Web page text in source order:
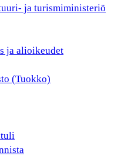
ja turismiministeriö
ja alioikeudet
(Tuokko)